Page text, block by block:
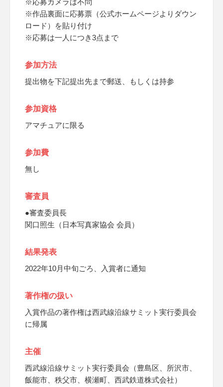
※応募カメラは不問
※作品裏面に応募票（公式ホームページよりダウン
ロード）を貼り付け
※応募は一人につき3点まで
参加方法
提出物を下記提出先まで郵送、もしくは持参
参加資格
アマチュアに限る
参加費
無し
審査員
●審査委員長
関口照生（日本写真家協会 会員）
結果発表
2022年10月中旬ごろ、入賞者に通知
著作権の扱い
入賞作品の著作権は西武線沿線サミット実行委員会
に帰属
主催
西武線沿線サミット実行委員会（豊島区、所沢市、
飯能市、秩父市、横瀬町、西武鉄道株式会社）